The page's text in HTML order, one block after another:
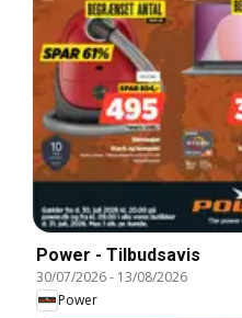
Power - Tilbudsavis
30/07/2026- 13/08/2026
Power